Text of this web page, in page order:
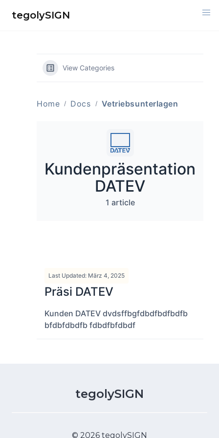
tegolySIGN
View Categories
Home Docs Vetriebsunterlagen
Kundenpräsentation
DATEV
1 article
Last Updated: März 4, 2025
Präsi DATEV
Kunden DATEV dvdsffbgfdbdfbdfbdfb
bfdbfdbdfb fdbdfbfdbdf
tegolySIGN
© 2026 tegolySIGN